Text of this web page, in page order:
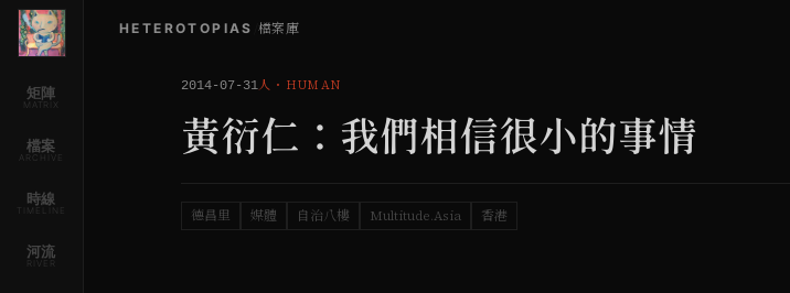
矩陣
MATRIX
檔案
ARCHIVE
時線
TIMELINE
河流
RIVER
HETEROTOPIAS 檔案庫
2014-07-31人 ・ HUMAN
黃衍仁：我們相信很小的事情
德昌里 媒體 自治八樓 Multitude.Asia 香港